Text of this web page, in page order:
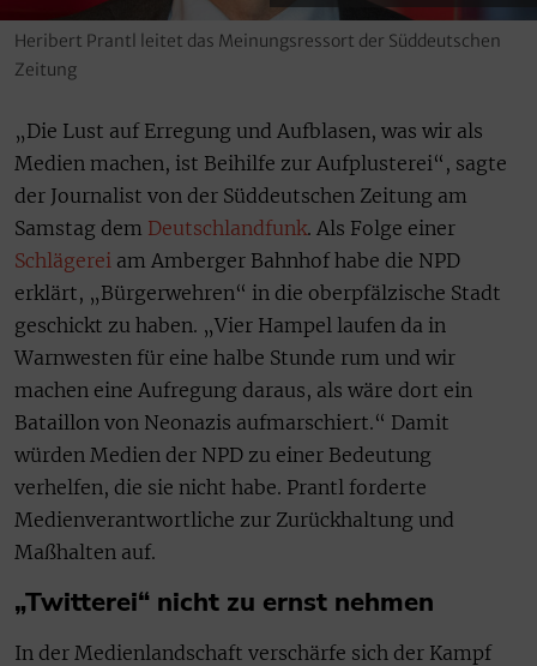
Heribert Prantl leitet das Meinungsressort der Süddeutschen
Zeitung
„Die Lust auf Erregung und Aufblasen, was wir als
Medien machen, ist Beihilfe zur Aufplusterei“, sagte
der Journalist von der Süddeutschen Zeitung am
Samstag dem Deutschlandfunk. Als Folge einer
Schlägerei am Amberger Bahnhof habe die NPD
erklärt, „Bürgerwehren“ in die oberpfälzische Stadt
geschickt zu haben. „Vier Hampel laufen da in
Warnwesten für eine halbe Stunde rum und wir
machen eine Aufregung daraus, als wäre dort ein
Bataillon von Neonazis aufmarschiert.“ Damit
würden Medien der NPD zu einer Bedeutung
verhelfen, die sie nicht habe. Prantl forderte
Medienverantwortliche zur Zurückhaltung und
Maßhalten auf.
„Twitterei“ nicht zu ernst nehmen
In der Medienlandschaft verschärfe sich der Kampf